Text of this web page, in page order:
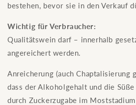
bestehen, bevor sie in den Verkauf
Wichtig für Verbraucher:
Qualitätswein darf – innerhalb
angereichert werden.
Anreicherung (auch Chaptalisierung
dass der Alkoholgehalt und die
durch Zuckerzugabe im